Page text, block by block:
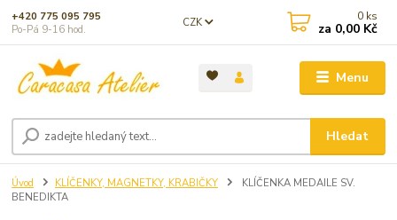
Menu
CZK
Hledat
+420 775 095 795
Po-Pá 9-16 hod.
0 ks
za 0,00 Kč
Úvod KLÍČENKY, MAGNETKY, KRABIČKY
KLÍČENKA MEDAILE SV.
BENEDIKTA